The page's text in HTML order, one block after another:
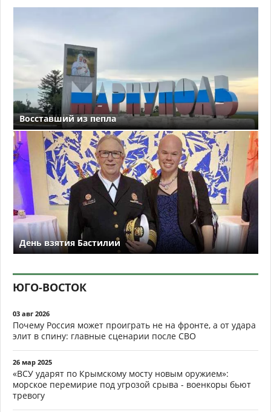
Восставший из пепла
День взятия Бастилии
ЮГО-ВОСТОК
03 авг 2026
Почему Россия может проиграть не на фронте, а от удара
элит в спину: главные сценарии после СВО
26 мар 2025
«ВСУ ударят по Крымскому мосту новым оружием»:
морское перемирие под угрозой срыва - военкоры бьют
тревогу